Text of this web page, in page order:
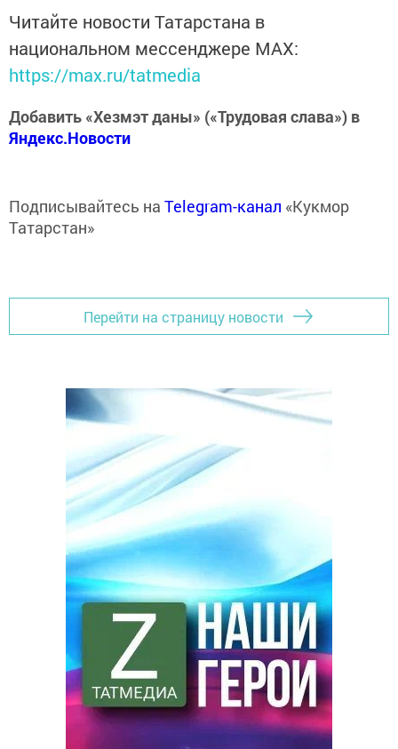
Читайте новости Татарстана в
национальном мессенджере MАХ:
https://max.ru/tatmedia
Добавить «Хезмэт даны» («Трудовая слава») в
Яндекс.Новости
Подписывайтесь на Telegram-канал «Кукмор
Татарстан»
Перейти на страницу новости